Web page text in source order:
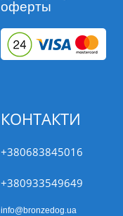
оферты
КОНТАКТИ
+380683845016
+380933549649
info@bronzedog.ua